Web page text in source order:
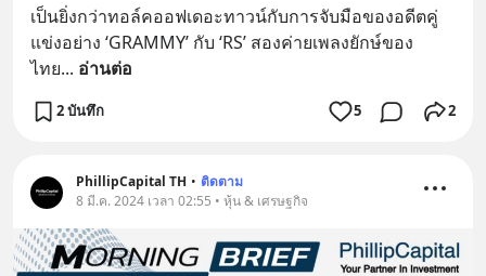
เป็นยิ่งกว่าทอล์คออฟเดอะทาวน์กับการจับมือของอดีตคู่
แข่งอย่าง ‘GRAMMY’ กับ ‘RS’ สองค่ายเพลงยักษ์ของ
ไทย... อ่านต่อ
2 บันทึก 5 2
PhillipCapital TH • ติดตาม
8 มี.ค. 2024 เวลา 02:55 • หุ้น & เศรษฐกิจ